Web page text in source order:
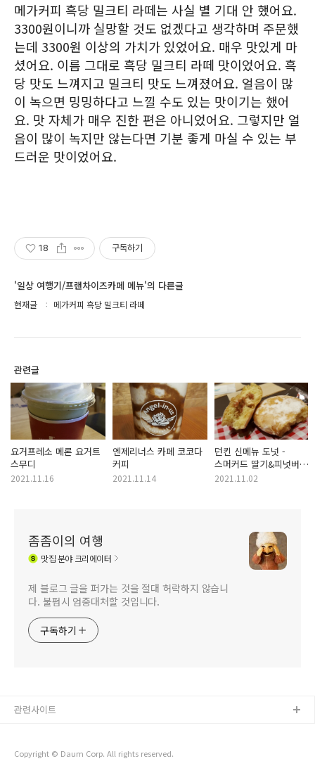
메가커피 흑당 밀크티 라떼는 사실 별 기대 안 했어요.
3300원이니까 실망할 것도 없겠다고 생각하며 주문했
는데 3300원 이상의 가치가 있었어요. 매우 맛있게 마
셨어요. 이름 그대로 흑당 밀크티 라떼 맛이었어요. 흑
당 맛도 느껴지고 밀크티 맛도 느껴졌어요. 얼음이 많
이 녹으면 밍밍하다고 느낄 수도 있는 맛이기는 했어
요. 맛 자체가 매우 진한 편은 아니었어요. 그렇지만 얼
음이 많이 녹지만 않는다면 기분 좋게 마실 수 있는 부
드러운 맛이었어요.
18 구독하기
'일상 여행기/프랜차이즈카페 메뉴'의 다른글
현재글 메가커피 흑당 밀크티 라떼
관련글
요거프레소 메론 요거트
스무디
2021.11.16
엔제리너스 카페 코코다
커피
2021.11.14
던킨 신메뉴 도넛 -
스머커드 딸기&피넛버터
(2021년 11월 이달의
2021.11.02
좀좀이의 여행
맛집분야 크리에이터
제 블로그 글을 퍼가는 것을 절대 허락하지 않습니
다. 불펌시 엄중대처할 것입니다.
구독하기
Copyright © Daum Corp. All rights reserved.
관련사이트